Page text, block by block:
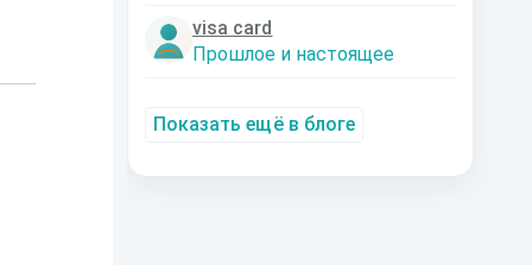
visa card
Прошлое и настоящее
Показать ещё в блоге